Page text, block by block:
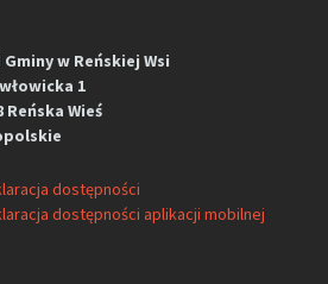
Gminy w Reńskiej Wsi
1
Reńska Wieś
dostępności
dostępności aplikacji mobilnej